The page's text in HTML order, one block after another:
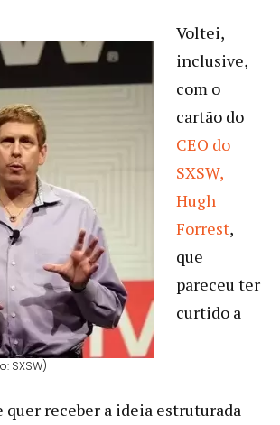
SXSW)
Voltei,
inclusive,
com o
cartão do
CEO do
SXSW,
Hugh
Forrest,
que
pareceu ter
curtido a
quer receber a ideia estruturada